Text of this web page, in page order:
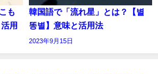
も
用
韓国語で「流れ星」とは？【별
똥별】意味と活用法
2023年9月15日